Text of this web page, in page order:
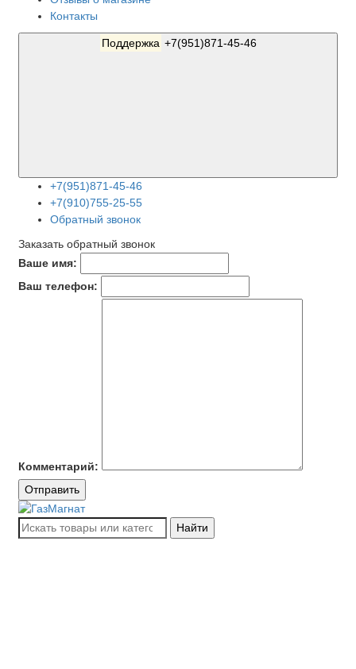
Контакты
Поддержка +7(951)871-45-46
+7(951)871-45-46
+7(910)755-25-55
Обратный звонок
Заказать обратный звонок
Ваше имя:
Ваш телефон:
Комментарий:
Отправить
Найти